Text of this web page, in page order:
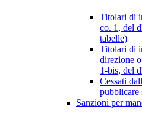
Titolari di
co. 1, del
tabelle)
Titolari di
direzione
1-bis, del
Cessati
pubblicare
Sanzioni per